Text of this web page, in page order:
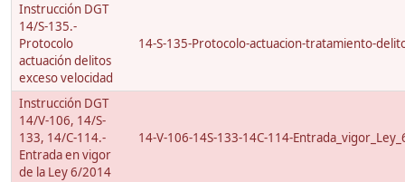
Instrucción DGT
14/S-135.-
Protocolo
actuación delitos
exceso velocidad
14-S-135-Protocolo-actuacion-tratamiento-
Instrucción DGT
14/V-106, 14/S-
133, 14/C-114.-
Entrada en vigor
de la Ley 6/2014
14-V-106-14S-133-14C-114-